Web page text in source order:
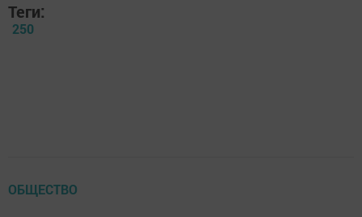
Теги:
250
ОБЩЕСТВО